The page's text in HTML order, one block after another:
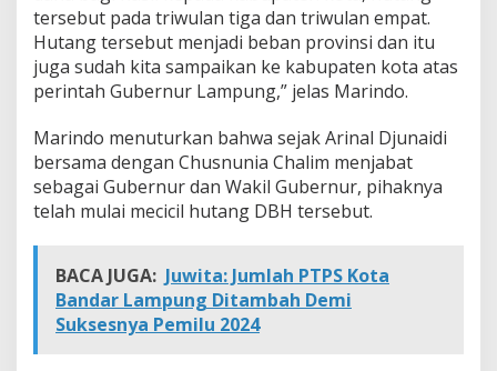
tersebut pada triwulan tiga dan triwulan empat.
Hutang tersebut menjadi beban provinsi dan itu
juga sudah kita sampaikan ke kabupaten kota atas
perintah Gubernur Lampung,” jelas Marindo.
Marindo menuturkan bahwa sejak Arinal Djunaidi
bersama dengan Chusnunia Chalim menjabat
sebagai Gubernur dan Wakil Gubernur, pihaknya
telah mulai mecicil hutang DBH tersebut.
BACA JUGA: Juwita: Jumlah PTPS Kota
Bandar Lampung Ditambah Demi
Suksesnya Pemilu 2024